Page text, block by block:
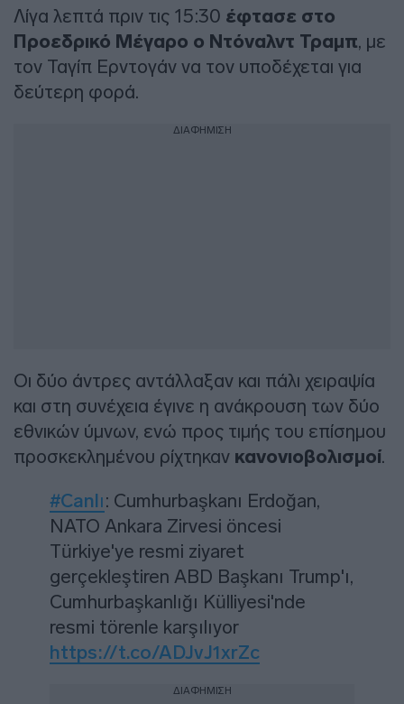
Λίγα λεπτά πριν τις 15:30 έφτασε στο
Προεδρικό Μέγαρο ο Ντόναλντ Τραμπ, με
τον Ταγίπ Ερντογάν να τον υποδέχεται για
δεύτερη φορά.
ΔΙΑΦΗΜΙΣΗ
Οι δύο άντρες αντάλλαξαν και πάλι χειραψία
και στη συνέχεια έγινε η ανάκρουση των δύο
εθνικών ύμνων, ενώ προς τιμής του επίσημου
προσκεκλημένου ρίχτηκαν κανονιοβολισμοί.
#Canlı: Cumhurbaşkanı Erdoğan,
NATO Ankara Zirvesi öncesi
Türkiye'ye resmi ziyaret
gerçekleştiren ABD Başkanı Trump'ı,
Cumhurbaşkanlığı Külliyesi'nde
resmi törenle karşılıyor
https://t.co/ADJvJ1xrZc
ΔΙΑΦΗΜΙΣΗ